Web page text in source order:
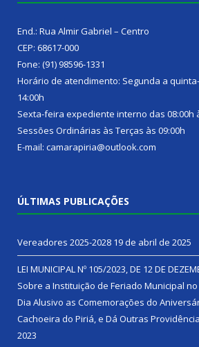
End.: Rua Almir Gabriel – Centro
CEP: 68617-000
Fone: (91) 98596-1331
Horário de atendimento: Segunda a
14:00h
Sexta-feira expediente interno das 08:00h
Sessões Ordinárias às Terças às 09:00h
E-mail: camarapiria@outlook.com
ÚLTIMAS PUBLICAÇÕES
Vereadores 2025-2028 19 de abril de 2025
LEI MUNICIPAL Nº 105/2023, DE 12 DE
Sobre a Instituição de Feriado Municipal
Dia Alusivo as Comemorações do
Cachoeira do Piriá, e Dá Outras
2023